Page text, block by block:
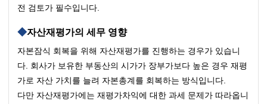
전 검토가 필수입니다.
자산재평가의 세무 영향
자본잠식 회복을 위해 자산재평가를 진행하는 경우가 있습니
다. 회사가 보유한 부동산의 시가가 장부가보다 높은 경우 재평
가로 자산 가치를 늘려 자본총계를 회복하는 방식입니다.
다만 자산재평가에는 재평가차익에 대한 과세 문제가 따라옵니